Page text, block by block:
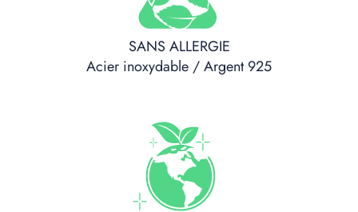
SANS ALLERGIE
Acier inoxydable / Argent 925